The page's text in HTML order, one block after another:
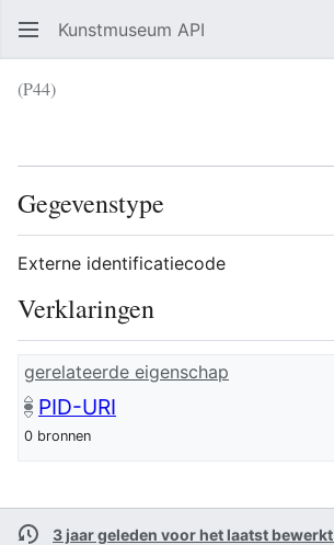
Kunstmuseum API
(P44)
Gegevenstype
Externe identificatiecode
Verklaringen
gerelateerde eigenschap
PID-URI
0 bronnen
3 jaar geleden voor het laatst bewerkt